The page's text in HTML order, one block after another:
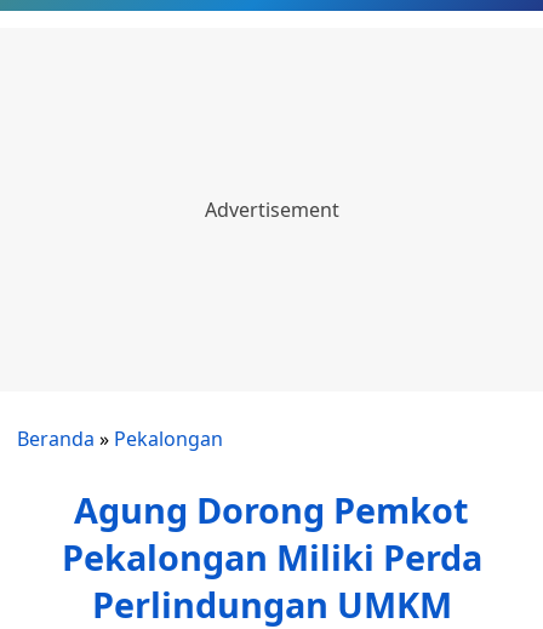
Beranda » Pekalongan
Agung Dorong Pemkot
Pekalongan Miliki Perda
Perlindungan UMKM